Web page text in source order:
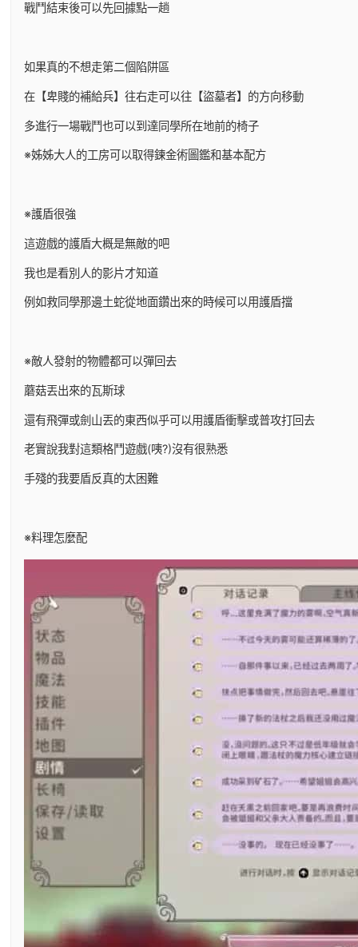
戰鬥結束後可以先回據點一趟
如果真的不想走第二個陷阱區
在【卑賤的補給兵】往右走可以往【盜墓者】的方向移動
多進行一場戰鬥也可以到達同學所在地前的椅子
※姊姊大人的工房可以取得鍊金術圖鑑和基本配方
※護盾很強
這遊戲的護盾大概是無敵的吧
我也是看別人的影片才知道
例如救同學那邊土蛇從地面鑽出來的時候可以用護盾擋
※敵人發射的物體都可以彈回去
蘑菇丟出來的瓦斯球
還有飛彈或劍山丟的東西似乎可以用護盾衝擊或普攻打回去
老實說我對這類格鬥遊戲(咦?)沒有很熟悉
手殘的我要盾反真的太困難
※料理怎麼配